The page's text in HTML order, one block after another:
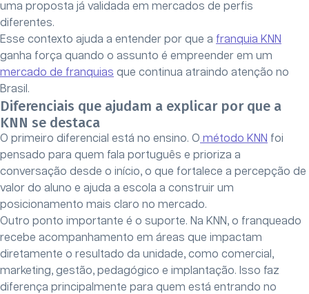
uma proposta já validada em mercados de perfis
diferentes.
Esse contexto ajuda a entender por que a franquia KNN
ganha força quando o assunto é empreender em um
mercado de franquias que continua atraindo atenção no
Brasil.
Diferenciais que ajudam a explicar por que a
KNN se destaca
O primeiro diferencial está no ensino. O método KNN foi
pensado para quem fala português e prioriza a
conversação desde o início, o que fortalece a percepção de
valor do aluno e ajuda a escola a construir um
posicionamento mais claro no mercado.
Outro ponto importante é o suporte. Na KNN, o franqueado
recebe acompanhamento em áreas que impactam
diretamente o resultado da unidade, como comercial,
marketing, gestão, pedagógico e implantação. Isso faz
diferença principalmente para quem está entrando no